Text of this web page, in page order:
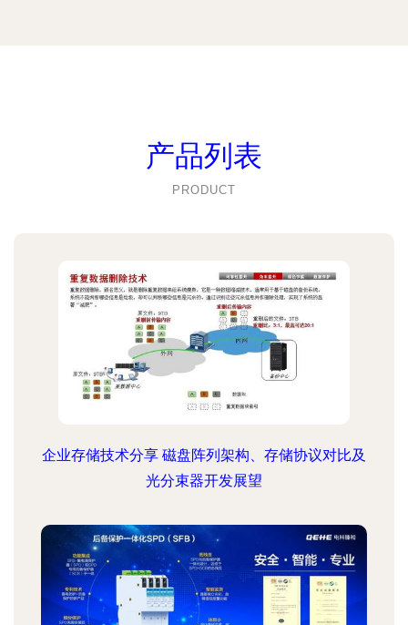
产品列表
PRODUCT
企业存储技术分享 磁盘阵列架构、存储协议对比及
光分束器开发展望